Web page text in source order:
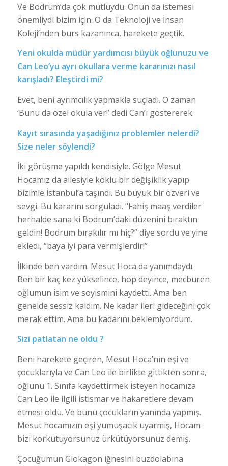
Ve Bodrum’da çok mutluydu. Onun da istemesi
önemliydi bizim için. O da Teknoloji ve İnsan
Koleji’nden burs kazanınca, harekete geçtik.
Yeni okulda müdür yardımcısı büyük oğlunuzu ve
Can Leo’yu ayrı okullara verme kararınızı nasıl
karışladı? Eleştirdi mi?
Evet, beni ayrımcılık yapmakla suçladı. O zaman
‘Bunu da özel okula ver!’ dedi Can’ı göstererek.
Kayıt sırasında yaşadığınız problemler nelerdi?
Size neler söylendi?
İki görüşme yapıldı kendisiyle. Gölge Mesut
Hocamız da ailesiyle köklü bir değişiklik yapıp
bizimle İstanbul’a taşındı. Bu büyük bir özveri ve
sevgi. Bu kararını sorguladı. “Fahiş maaş verdiler
herhalde sana ki Bodrum’daki düzenini bıraktın
geldin! Bodrum bırakılır mı hiç?” diye sordu ve yine
ekledi, “baya iyi para vermişlerdir!”
İlkinde ben vardım. Mesut Hoca da yanımdaydı.
Ben bir kaç kez yükselince, hop deyince, mecburen
oğlumun isim ve soyismini kaydetti. Ama ben
genelde sessiz kaldım. Ne kadar ileri gideceğini çok
merak ettim. Ama bu kadarını beklemiyordum.
Sizi patlatan ne oldu ?
Beni harekete geçiren, Mesut Hoca’nın eşi ve
çocuklarıyla ve Can Leo ile birlikte gittikten sonra,
oğlunu 1. Sınıfa kaydettirmek isteyen hocamıza
Can Leo ile ilgili istismar ve hakaretlere devam
etmesi oldu. Ve bunu çocukların yanında yapmış.
Mesut hocamızın eşi yumuşacık uyarmış, Hocam
bizi korkutuyorsunuz ürkütüyorsunuz demiş.
Çocuğumun Glokagon iğnesini buzdolabına